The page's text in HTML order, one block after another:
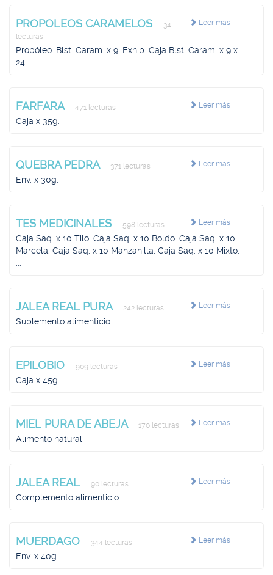
Leer más
PROPOLEOS CARAMELOS
34
lecturas
Propóleo. Blst. Caram. x 9. Exhib. Caja Blst. Caram. x 9 x
24.
Leer más
FARFARA 471 lecturas
Caja x 35g.
Leer más
QUEBRA PEDRA 371 lecturas
Env. x 30g.
Leer más
TES MEDICINALES 598 lecturas
Caja Saq. x 10 Tilo. Caja Saq. x 10 Boldo. Caja Saq. x 10
Marcela. Caja Saq. x 10 Manzanilla. Caja Saq. x 10 Mixto.
Leer más
JALEA REAL PURA 242 lecturas
Suplemento alimenticio
Leer más
EPILOBIO 909 lecturas
Caja x 45g.
Leer más
MIEL PURA DE ABEJA 170 lecturas
Alimento natural
Leer más
JALEA REAL 90 lecturas
Complemento alimenticio
Leer más
MUERDAGO 344 lecturas
Env. x 40g.